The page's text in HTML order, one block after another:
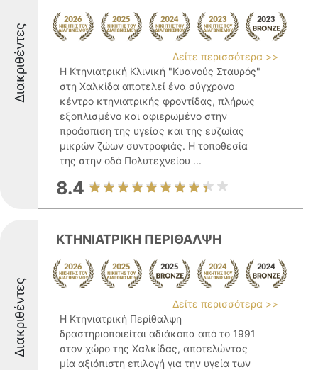
Διακριθέντες
Δείτε περισσότερα >>
Η Κτηνιατρική Κλινική "Κυανούς Σταυρός"
στη Χαλκίδα αποτελεί ένα σύγχρονο
κέντρο κτηνιατρικής φροντίδας, πλήρως
εξοπλισμένο και αφιερωμένο στην
προάσπιση της υγείας και της ευζωίας
μικρών ζώων συντροφιάς. Η τοποθεσία
της στην οδό Πολυτεχνείου ...
8.4
Διακριθέντες
ΚΤΗΝΙΑΤΡΙΚΗ ΠΕΡΙΘΑΛΨΗ
Δείτε περισσότερα >>
Η Κτηνιατρική Περίθαλψη
δραστηριοποιείται αδιάκοπα από το 1991
στον χώρο της Χαλκίδας, αποτελώντας
μία αξιόπιστη επιλογή για την υγεία των